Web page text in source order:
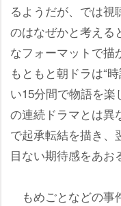
るようだが、では視
のはなぜかと考える
なフォーマットで描
もともと朝ドラは“
い15分間で物語を楽
の連続ドラマとは異
で起承転結を描き、
目ない期待感をあお
もめごとなどの事